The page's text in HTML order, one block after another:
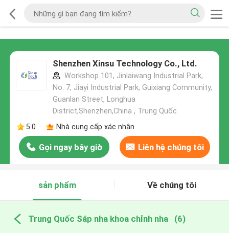
Shenzhen Xinsu Technology Co., Ltd.
Workshop 101, Jinlaiwang Industrial Park,
No. 7, Jiayi Industrial Park, Guixiang Community,
Guanlan Street, Longhua
District,Shenzhen,China , Trung Quốc
5.0
Nhà cung cấp xác nhận
Gọi ngay bây giờ Liên hệ chúng tôi
sản phẩm Về chúng tôi
Trung Quốc Sáp nha khoa chỉnh nha (6)